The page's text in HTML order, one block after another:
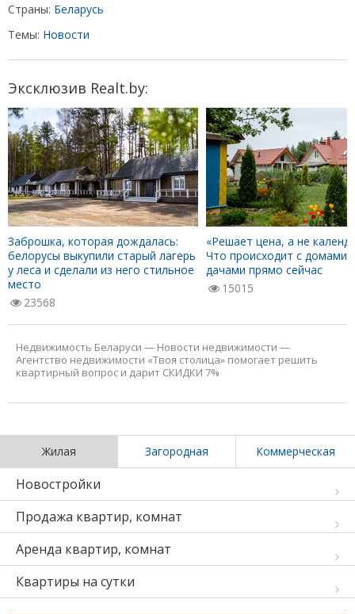
Страны: Беларусь
Темы: Новости
Эксклюзив Realt.by:
Заброшка, которая дождалась:
белорусы выкупили старый лагерь
у леса и сделали из него стильное
место
23568
«Решает цена, а не
Что происходит с домами
дачами прямо сейчас
15015
Недвижимость Беларуси — Новости недвижимости —
Агентство недвижимости «Твоя столица» помогает решить
квартирный вопрос и дарит СКИДКИ 7%
Жилая Загородная Коммерческая
Новостройки
Продажа квартир, комнат
Аренда квартир, комнат
Квартиры на сутки